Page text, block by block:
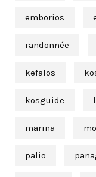
emborios
randonnée
kefalos
kosguide
marina
palio